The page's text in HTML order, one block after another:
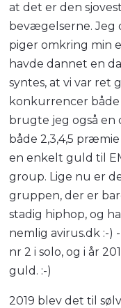
at det er den
bevægelserne. Jeg
piger omkring min
havde dannet en
syntes, at vi var ret
konkurrencer
brugte jeg også en
både 2,3,4,5
en enkelt guld til
group. Lige nu er
gruppen, der er
stadig hiphop, og
nemlig avirus.dk :-)
nr 2 i solo, og i år
guld. :-)
2019 blev det til